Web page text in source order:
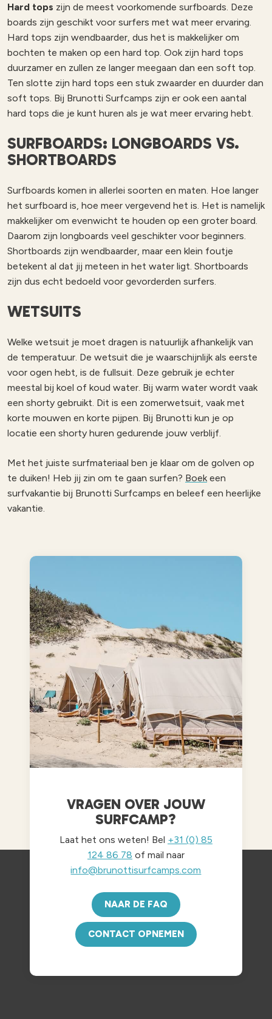
Hard tops zijn de meest voorkomende surfboards. Deze
boards zijn geschikt voor surfers met wat meer ervaring.
Hard tops zijn wendbaarder, dus het is makkelijker om
bochten te maken op een hard top. Ook zijn hard tops
duurzamer en zullen ze langer meegaan dan een soft top.
Ten slotte zijn hard tops een stuk zwaarder en duurder dan
soft tops. Bij Brunotti Surfcamps zijn er ook een aantal
hard tops die je kunt huren als je wat meer ervaring hebt.
SURFBOARDS: LONGBOARDS VS.
SHORTBOARDS
Surfboards komen in allerlei soorten en maten. Hoe langer
het surfboard is, hoe meer vergevend het is. Het is namelijk
makkelijker om evenwicht te houden op een groter board.
Daarom zijn longboards veel geschikter voor beginners.
Shortboards zijn wendbaarder, maar een klein foutje
betekent al dat jij meteen in het water ligt. Shortboards
zijn dus echt bedoeld voor gevorderden surfers.
WETSUITS
Welke wetsuit je moet dragen is natuurlijk afhankelijk van
de temperatuur. De wetsuit die je waarschijnlijk als eerste
voor ogen hebt, is de fullsuit. Deze gebruik je echter
meestal bij koel of koud water. Bij warm water wordt vaak
een shorty gebruikt. Dit is een zomerwetsuit, vaak met
korte mouwen en korte pijpen. Bij Brunotti kun je op
locatie een shorty huren gedurende jouw verblijf.
Met het juiste surfmateriaal ben je klaar om de golven op
te duiken! Heb jij zin om te gaan surfen? Boek een
surfvakantie bij Brunotti Surfcamps en beleef een heerlijke
vakantie.
VRAGEN OVER JOUW
SURFCAMP?
Laat het ons weten! Bel +31 (0) 85
124 86 78 of mail naar
info@brunottisurfcamps.com
NAAR DE FAQ
CONTACT OPNEMEN